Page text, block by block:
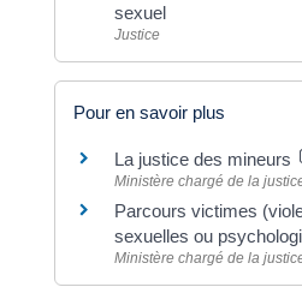
sexuel
Justice
Pour en savoir plus
La justice des mineurs
Ministère chargé de la
Parcours victimes
sexuelles ou
Ministère chargé de la